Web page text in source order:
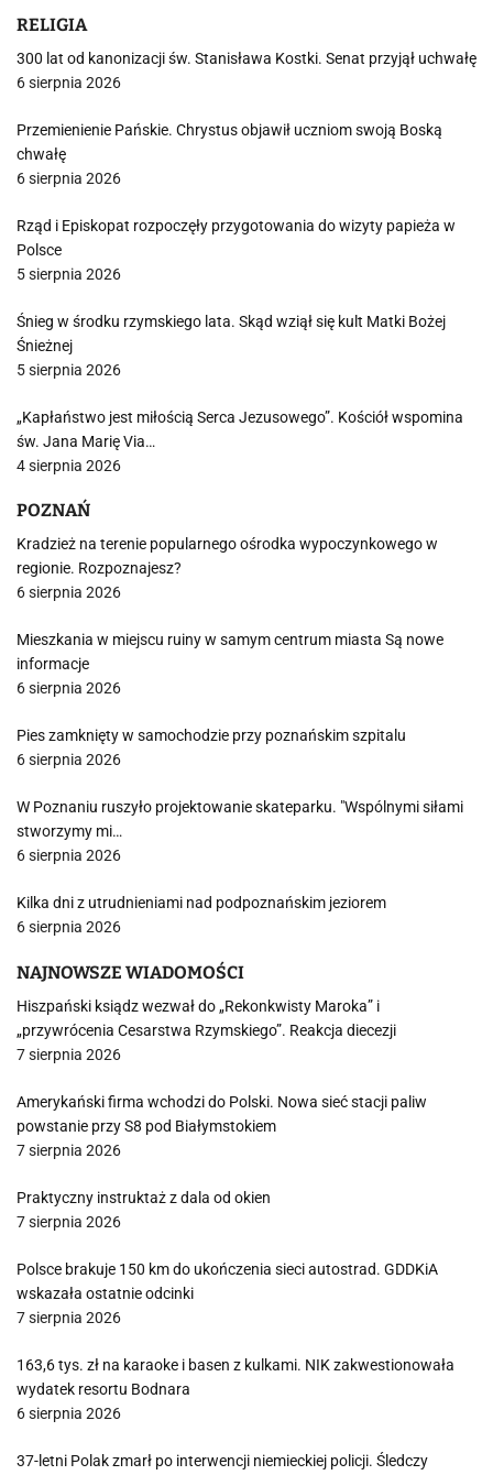
RELIGIA
300 lat od kanonizacji św. Stanisława Kostki. Senat przyjął uchwałę
6 sierpnia 2026
Przemienienie Pańskie. Chrystus objawił uczniom swoją Boską
chwałę
6 sierpnia 2026
Rząd i Episkopat rozpoczęły przygotowania do wizyty papieża w
Polsce
5 sierpnia 2026
Śnieg w środku rzymskiego lata. Skąd wziął się kult Matki Bożej
Śnieżnej
5 sierpnia 2026
„Kapłaństwo jest miłością Serca Jezusowego”. Kościół wspomina
św. Jana Marię Via…
4 sierpnia 2026
POZNAŃ
Kradzież na terenie popularnego ośrodka wypoczynkowego w
regionie. Rozpoznajesz?
6 sierpnia 2026
Mieszkania w miejscu ruiny w samym centrum miasta Są nowe
informacje
6 sierpnia 2026
Pies zamknięty w samochodzie przy poznańskim szpitalu
6 sierpnia 2026
W Poznaniu ruszyło projektowanie skateparku. "Wspólnymi siłami
stworzymy mi…
6 sierpnia 2026
Kilka dni z utrudnieniami nad podpoznańskim jeziorem
6 sierpnia 2026
NAJNOWSZE WIADOMOŚCI
Hiszpański ksiądz wezwał do „Rekonkwisty Maroka” i
„przywrócenia Cesarstwa Rzymskiego”. Reakcja diecezji
7 sierpnia 2026
Amerykański firma wchodzi do Polski. Nowa sieć stacji paliw
powstanie przy S8 pod Białymstokiem
7 sierpnia 2026
Praktyczny instruktaż z dala od okien
7 sierpnia 2026
Polsce brakuje 150 km do ukończenia sieci autostrad. GDDKiA
wskazała ostatnie odcinki
7 sierpnia 2026
163,6 tys. zł na karaoke i basen z kulkami. NIK zakwestionowała
wydatek resortu Bodnara
6 sierpnia 2026
37-letni Polak zmarł po interwencji niemieckiej policji. Śledczy